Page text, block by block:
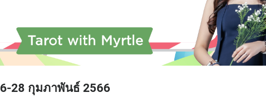
28 กุมภาพันธ์ 2566